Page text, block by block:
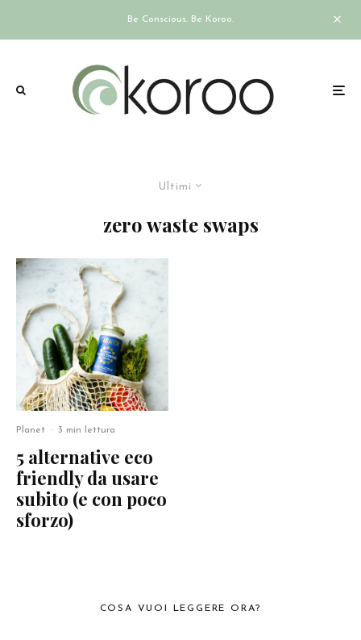
Be Conscious. Be Koroo.
Ultimi
zero waste swaps
Planet · 3 min lettura
5 alternative eco
friendly da usare
subito (e con poco
sforzo)
COSA VUOI LEGGERE ORA?